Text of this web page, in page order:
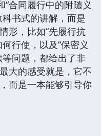
“合同履行中的附随义
书式的讲解，而是
形，比如“先履行抗
行使，以及“保密义
问题，都给出了非
大的感受就是，它不
而是一本能够引导你